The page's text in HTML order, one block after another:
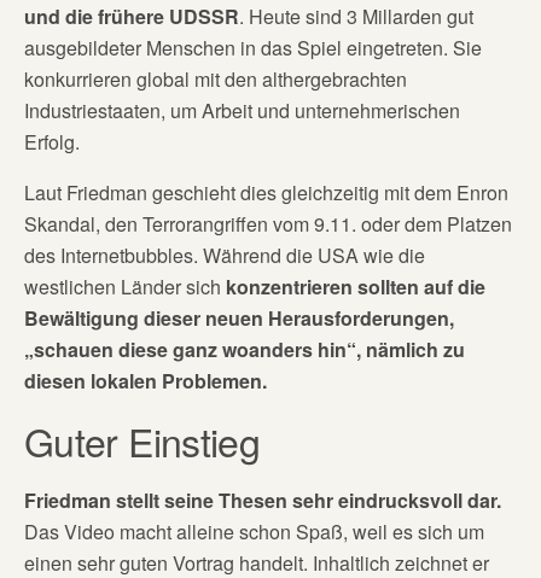
und die frühere UDSSR. Heute sind 3 Millarden gut
ausgebildeter Menschen in das Spiel eingetreten. Sie
konkurrieren global mit den althergebrachten
Industriestaaten, um Arbeit und unternehmerischen
Erfolg.
Laut Friedman geschieht dies gleichzeitig mit dem Enron
Skandal, den Terrorangriffen vom 9.11. oder dem Platzen
des Internetbubbles. Während die USA wie die
westlichen Länder sich konzentrieren sollten auf die
Bewältigung dieser neuen Herausforderungen,
„schauen diese ganz woanders hin“, nämlich zu
diesen lokalen Problemen.
Guter Einstieg
Friedman stellt seine Thesen sehr eindrucksvoll dar.
Das Video macht alleine schon Spaß, weil es sich um
einen sehr guten Vortrag handelt. Inhaltlich zeichnet er